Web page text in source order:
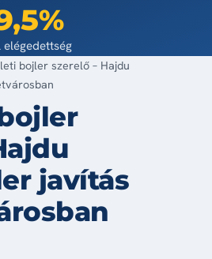
elégedettség
bojler szerelő – Hajdu
javítás